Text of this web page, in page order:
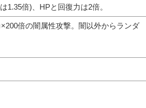
1.35倍)、HPと回復力は2倍。
倍の闇属性攻撃。闇以外からランダ